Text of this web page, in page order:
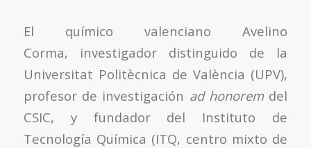
El químico valenciano Avelino
Corma, investigador distinguido de la
Universitat Politècnica de València (UPV),
profesor de investigación ad honoremdel
CSIC, y fundador del Instituto de
Tecnología Química (ITQ, centro mixto de